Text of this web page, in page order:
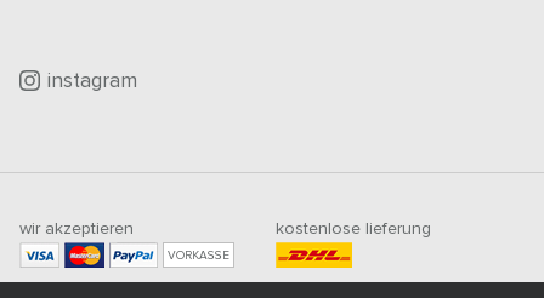
instagram
wir akzeptieren
VORKASSE
kostenlose lieferung